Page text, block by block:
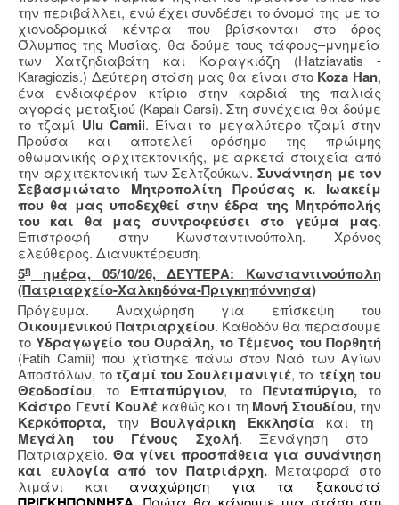
την περιβάλλει, ενώ έχει συνδέσει το όνομά της με τα
χιονοδρομικά κέντρα που βρίσκονται στο όρος
Όλυμπος της Μυσίας. θα δούμε τους τάφους–μνημεία
των Χατζηδιαβάτη και Καραγκιόζη (Hatziavatis -
Karagiozis.) Δεύτερη στάση μας θα είναι στο Koza Han,
ένα ενδιαφέρον κτίριο στην καρδιά της παλιάς
αγοράς μεταξιού (Kapalı Carsi). Στη συνέχεια θα δούμε
το τζαμί Ulu Camii. Είναι το μεγαλύτερο τζαμί στην
Προύσα και αποτελεί ορόσημο της πρώιμης
οθωμανικής αρχιτεκτονικής, με αρκετά στοιχεία από
την αρχιτεκτονική των Σελτζούκων.Συνάντηση με τον
Σεβασμιώτατο Μητροπολίτη Προύσας κ. Ιωακείμ
που θα μας υποδεχθεί στην έδρα της Μητρόπολής
του και θα μας συντροφεύσει στο γεύμα μας.
Επιστροφή στην Κωνσταντινούπολη. Χρόνος
ελεύθερος. Διανυκτέρευση.
5η
ημέρα, 05/10/26, ΔΕΥΤΕΡΑ: Κωνσταντινούπολη
(Πατριαρχείο-Χαλκηδόνα-Πριγκηπόννησα)
Πρόγευμα. Αναχώρηση για επίσκεψη του
Οικουμενικού Πατριαρχείου. Καθοδόν θα περάσουμε
τοΥδραγωγείο του Ουράλη, το Τέμενος του Πορθητή
(Fatih Camii) που χτίστηκε πάνω στον Ναό των Αγίων
Αποστόλων, το τζαμί του Σουλειμανιγιέ, τα τείχη του
Θεοδοσίου, το Επταπύργιον, το Πενταπύργιο, το
Κάστρο Γεντί Κουλέ καθώς και τη Μονή Στουδίου, την
Κερκόπορτα, την Βουλγάρικη Εκκλησίακαι τη
Μεγάλη του Γένους Σχολή. Ξενάγηση στο
Πατριαρχείο. Θα γίνει προσπάθεια για συνάντηση
και ευλογία από τον Πατριάρχη.Μεταφορά στο
λιμάνι και αναχώρηση για τα ξακουστά